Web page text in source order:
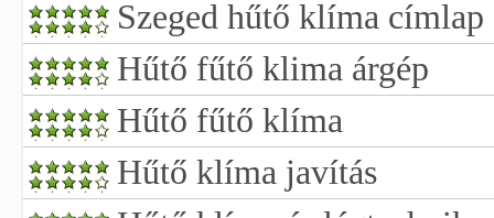
Szeged hűtő klíma címlap
Hűtő fűtő klima árgép
Hűtő fűtő klíma
Hűtő klíma javítás